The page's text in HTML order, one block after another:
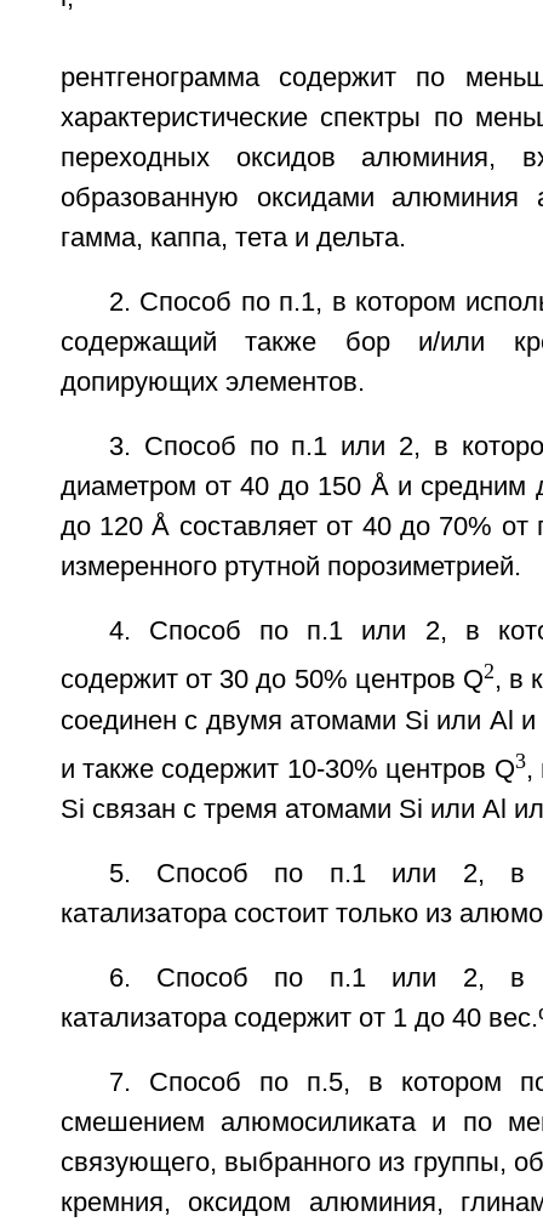
рентгенограмма содержит по
характеристические спектры по
переходных оксидов алюминия,
образованную оксидами
гамма, каппа, тета и дельта.
2. Способ по п.1, в котором
содержащий также бор и/или
допирующих элементов.
3. Способ по п.1 или 2, в
диаметром от 40 до 150 Å и средним
до 120 Å составляет от 40 до 70% от
измеренного ртутной порозиметрией.
4. Способ по п.1 или 2, в
содержит от 30 до 50% центров Q2, в
соединен с двумя атомами Si или Al
и также содержит 10-30% центров Q3,
Si связан с тремя атомами Si или Al
5. Способ по п.1 или 2, в
катализатора состоит только из
6. Способ по п.1 или 2, в
катализатора содержит от 1 до 40
7. Способ по п.5, в котором
смешением алюмосиликата и по
связующего, выбранного из группы,
кремния, оксидом алюминия,